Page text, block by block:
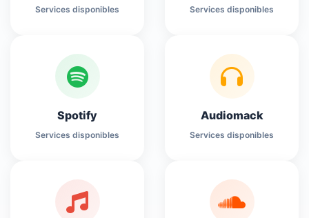
Services disponibles Services disponibles
Spotify
Services disponibles
Audiomack
Services disponibles